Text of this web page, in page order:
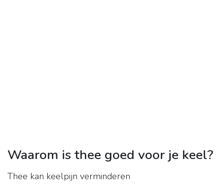
Waarom is thee goed voor je keel?
Thee kan keelpijn verminderen